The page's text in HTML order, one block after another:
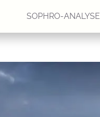
SOPHRO-ANALYSE